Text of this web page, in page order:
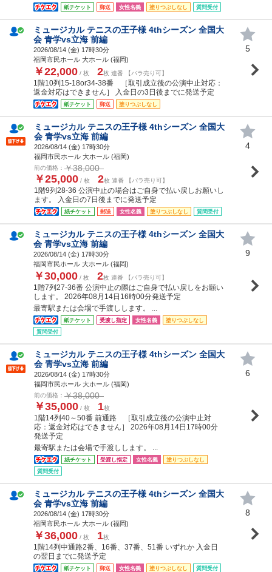
紙チケット 郵送 女性名義 塗りつぶしなし 質問受付
ミュージカル テニスの王子様 4thシーズン 全国大
会 青学vs立海 前編
2026/08/14 (金) 17時30分
福岡市民ホール 大ホール (福岡)
￥22,000 / 枚 2枚 連番 【バラ売り可】
1階10列15-18or34-38番 ［取引成立後の公演中止対応：
返金対応はできません］ 入金日の3日後までに発送予定
紙チケット 郵送 塗りつぶしなし
5
ミュージカル テニスの王子様 4thシーズン 全国大
会 青学vs立海 前編
2026/08/14 (金) 17時30分
福岡市民ホール 大ホール (福岡)
前の価格： ￥38,000
￥25,000 / 枚 2枚 連番 【バラ売り可】
1階9列28-36 公演中止の場合はご自身で払い戻しお願いし
ます。 入金日の7日後までに発送予定
紙チケット 郵送 女性名義 塗りつぶしなし 質問受付
4
ミュージカル テニスの王子様 4thシーズン 全国大
会 青学vs立海 前編
2026/08/14 (金) 17時30分
福岡市民ホール 大ホール (福岡)
￥30,000 / 枚 2枚 連番 【バラ売り可】
1階7列27-36番 公演中止の際はご自身で払い戻しをお願い
します。 2026年08月14日16時00分発送予定
最寄駅または会場で手渡しします。 ...
紙チケット 受渡し指定 女性名義
塗りつぶしなし
質問受付
9
ミュージカル テニスの王子様 4thシーズン 全国大
会 青学vs立海 前編
2026/08/14 (金) 17時30分
福岡市民ホール 大ホール (福岡)
前の価格： ￥38,000
￥35,000 / 枚 1枚
1階14列40～50番 前通路 ［取引成立後の公演中止対
応：返金対応はできません］ 2026年08月14日17時00分
発送予定
最寄駅または会場で手渡しします。 ...
紙チケット 受渡し指定 女性名義
塗りつぶしなし
質問受付
6
ミュージカル テニスの王子様 4thシーズン 全国大
会 青学vs立海 前編
2026/08/14 (金) 17時30分
福岡市民ホール 大ホール (福岡)
￥36,000 / 枚 1枚
1階14列中通路2番、16番、37番、51番 いずれか 入金日
の翌日までに発送予定
紙チケット 郵送 女性名義 塗りつぶしなし 質問受付
8